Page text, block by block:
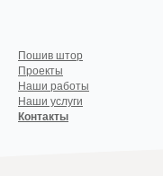
Пошив штор
Проекты
Наши работы
Наши услуги
Контакты